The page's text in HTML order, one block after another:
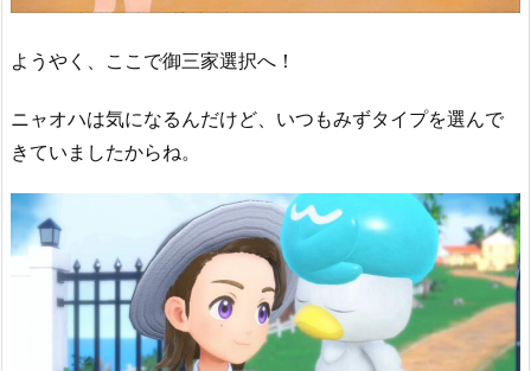
ようやく、ここで御三家選択へ！
ニャオハは気になるんだけど、いつもみずタイプを選んで
きていましたからね。